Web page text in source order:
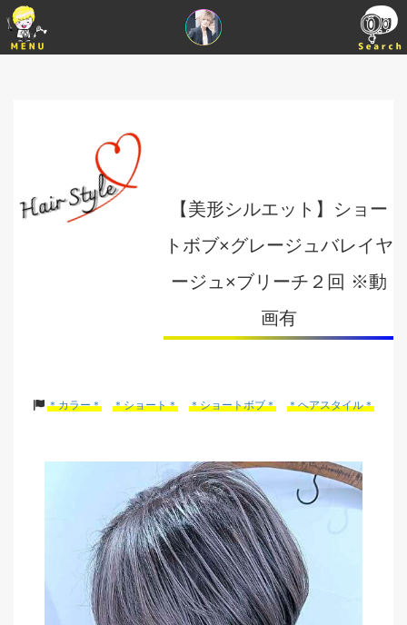
【美形シルエット】ショー
トボブ×グレージュバレイヤ
ージュ×ブリーチ２回 ※動
画有
＊カラー＊ ＊ショート＊ ＊ショートボブ＊ ＊ヘアスタイル＊